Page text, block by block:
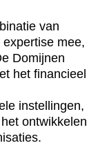
van
mee,
Domijnen
het financieel
instellingen,
ontwikkelen